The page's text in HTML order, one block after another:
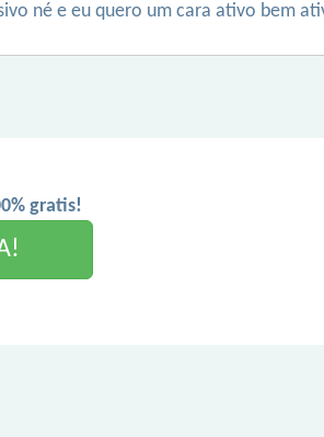
né e eu quero um cara ativo bem
gratis!